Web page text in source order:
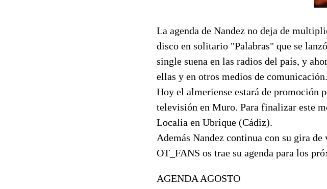
La agenda de Nandez no deja de
disco en solitario "Palabras" que se
single suena en las radios del país, y
ellas y en otros medios de comunicación.
Hoy el almeriense estará de promoción
televisión en Muro. Para finalizar este
Localia en Ubrique (Cádiz).
Además Nandez continua con su gira
OT_FANS os trae su agenda para los
AGENDA AGOSTO